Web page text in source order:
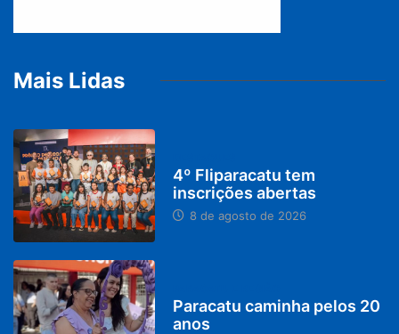
Mais Lidas
4º Fliparacatu tem
inscrições abertas
8 de agosto de 2026
Paracatu caminha pelos 20
anos